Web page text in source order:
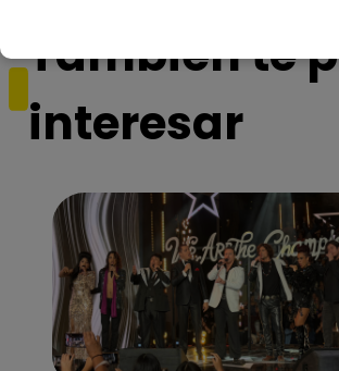
También te
interesar